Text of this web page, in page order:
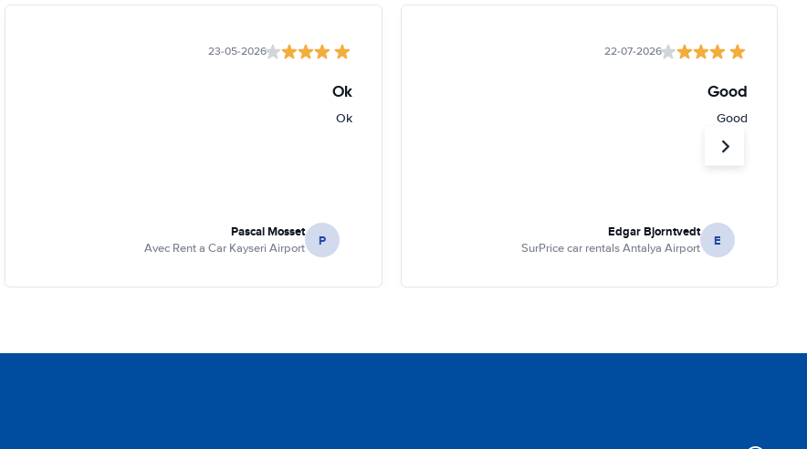
22-07-2026
Good
Good
E
Edgar Bjorntvedt
SurPrice car rentals Antalya Airport
23-05-2026
Ok
Ok
P
Pascal Mosset
Avec Rent a Car Kayseri Airport